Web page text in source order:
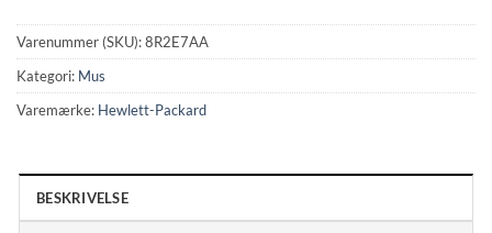
Varenummer (SKU):8R2E7AA
Kategori: Mus
Varemærke: Hewlett-Packard
BESKRIVELSE